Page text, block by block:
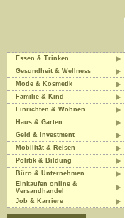
Essen & Trinken
Gesundheit & Wellness
Mode & Kosmetik
Familie & Kind
Einrichten & Wohnen
Haus & Garten
Geld & Investment
Mobilität & Reisen
Politik & Bildung
Büro & Unternehmen
Einkaufen online &
Versandhandel
Job & Karriere